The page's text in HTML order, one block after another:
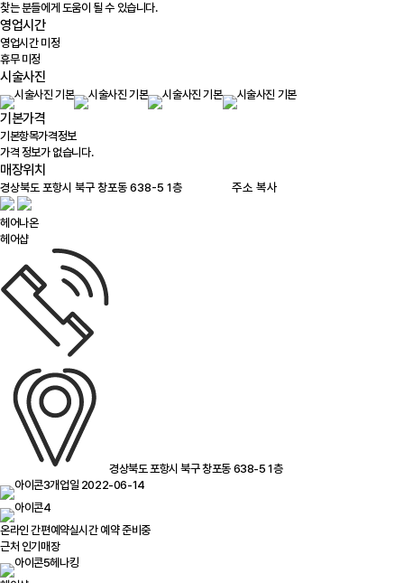
찾는 분들에게 도움이 될 수 있습니다.
영업시간
영업시간 미정
휴무 미정
시술사진
기본가격
기본항목가격정보
가격 정보가 없습니다.
매장위치
주소 복사
헤어나온
헤어샵
경상북도 포항시 북구 창포동 638-5 1층
개업일 2022-06-14
온라인 간편예약실시간 예약 준비중
근처 인기매장
헤나킹